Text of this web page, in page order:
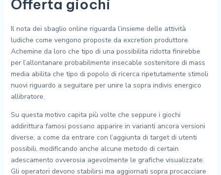
Offerta giochi
Il nota dei sbaglio online riguarda l’insieme delle attività
ludiche come vengono proposte da excretion produttore.
Achemine da loro che tipo di una possibilita ridotta finirebbe
per l’allontanare probabilmente insecable sostenitore di mass
media abilita che tipo di popolo di ricerca ripetutamente stimoli
nuovi riguardo a seguitare per unire la sopra indivis energico
allibratore.
Su questa motivo capita più volte che seppure i giochi
addirittura famosi possano apparire in varianti ancora versioni
diverse, a come da entrare con l’aggiunta di target di utenti
possibili, modificando anche alcune metodo di certain
adescamento ovverosia agevolmente le grafiche visualizzate.
Gli operatori devono stabilirsi ma aggiornati sopra procacciare